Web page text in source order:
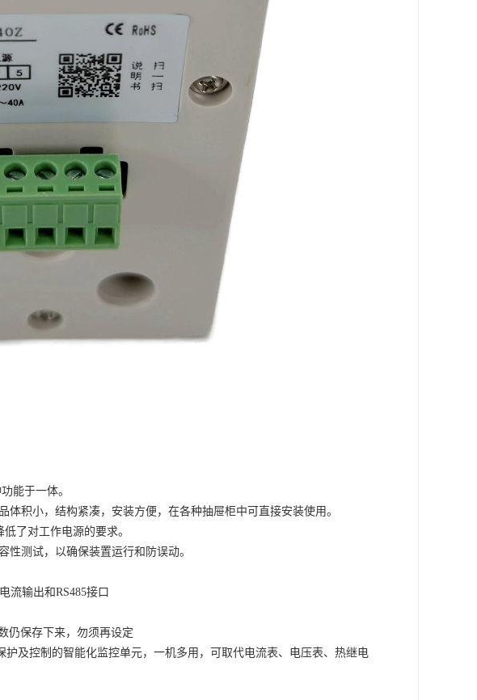
能于一体。
积小，结构紧凑，安装方便，在各种抽屉柜中可直接安装使用。
了对工作电源的要求。
性测试，以确保装置运行和防误动。
流输出和RS485接口
仍保存下来，勿须再设定
护及控制的智能化监控单元， 一机多用，可取代电流表、电压表、热继电